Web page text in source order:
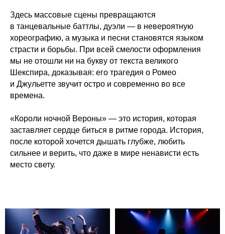
Здесь массовые сцены превращаются
в танцевальные баттлы, дуэли — в невероятную
хореографию, а музыка и песни становятся языком
страсти и борьбы. При всей смелости оформления
мы не отошли ни на букву от текста великого
Шекспира, доказывая: его трагедия о Ромео
и Джульетте звучит остро и современно во все
времена.
«Короли ночной Вероны» — это история, которая
заставляет сердце биться в ритме города. История,
после которой хочется дышать глубже, любить
сильнее и верить, что даже в мире ненависти есть
место свету.